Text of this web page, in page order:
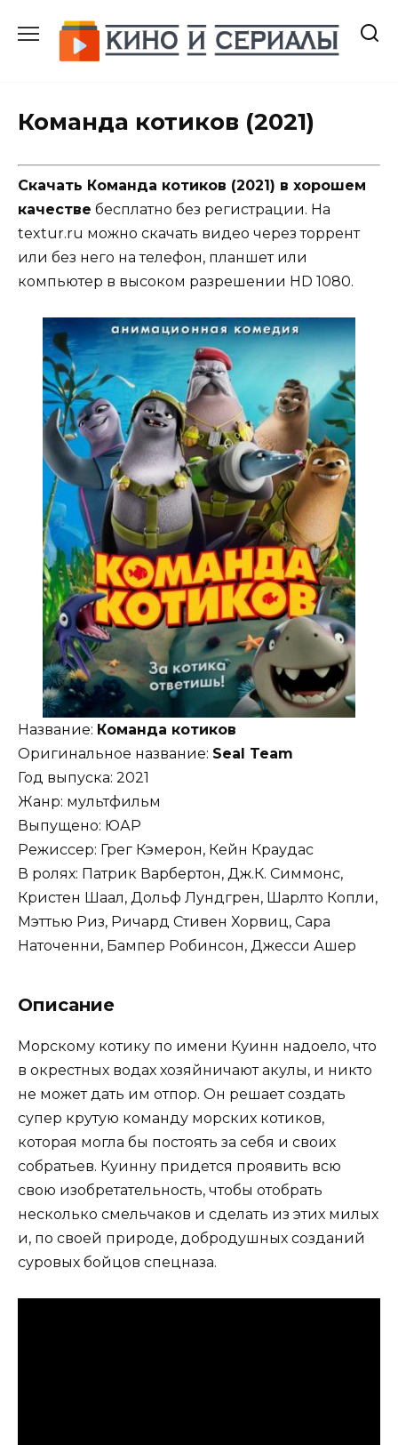
содержанию
Команда котиков (2021)
Скачать Команда котиков (2021) в хорошем
качестве бесплатно без регистрации. На
textur.ru можно скачать видео через торрент
или без него на телефон, планшет или
компьютер в высоком разрешении HD 1080.
Название: Команда котиков
Оригинальное название: Seal Team
Год выпуска: 2021
Жанр: мультфильм
Выпущено: ЮАР
Режиссер: Грег Кэмерон, Кейн Краудас
В ролях: Патрик Варбертон, Дж.К. Симмонс,
Кристен Шаал, Дольф Лундгрен, Шарлто Копли,
Мэттью Риз, Ричард Стивен Хорвиц, Сара
Наточенни, Бампер Робинсон, Джесси Ашер
Описание
Морскому котику по имени Куинн надоело, что
в окрестных водах хозяйничают акулы, и никто
не может дать им отпор. Он решает создать
супер крутую команду морских котиков,
которая могла бы постоять за себя и своих
собратьев. Куинну придется проявить всю
свою изобретательность, чтобы отобрать
несколько смельчаков и сделать из этих милых
и, по своей природе, добродушных созданий
суровых бойцов спецназа.